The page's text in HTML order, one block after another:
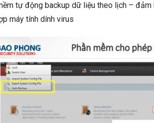
tự động backup dữ liệu theo lịch –
máy tính dính virus